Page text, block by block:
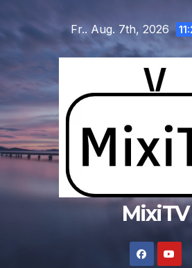
Inhalt
Fr.. Aug. 7th, 2026
MixiTV